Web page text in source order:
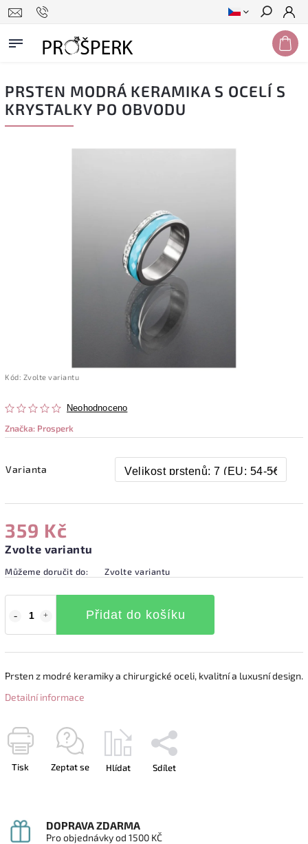
Hledat
PRSTEN MODRÁ KERAMIKA S OCELÍ S
KRYSTALKY PO OBVODU
Kód: Zvolte variantu
Neohodnoceno
Značka: Prosperk
Varianta
359 Kč
Zvolte variantu
Můžeme doručit do: Zvolte variantu
Přidat do košíku
Prsten z modré keramiky a chirurgické oceli, kvalitní a luxusní design.
Detailní informace
Tisk Zeptat se Hlídat Sdílet
DOPRAVA ZDARMA
Pro objednávky od 1500 KČ